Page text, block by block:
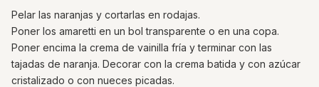
Pelar las naranjas y cortarlas en rodajas.
Poner los amaretti en un bol transparente o en una copa.
Poner encima la crema de vainilla fría y terminar con las
tajadas de naranja. Decorar con la crema batida y con azúcar
cristalizado o con nueces picadas.